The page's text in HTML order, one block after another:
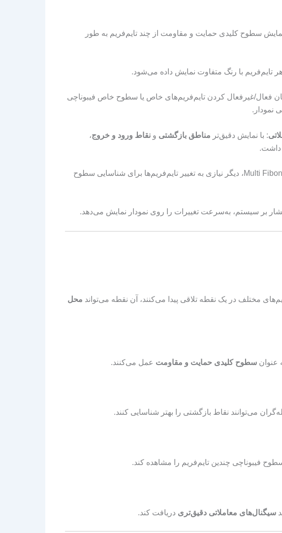
سطوح کلیدی حمایت و مقاومت از چند تایم‌فریم به طور
تایم‌فریم با رنگ متفاوت نمایش داده می‌شود.
فعال/غیرفعال کردن تایم‌فریم‌های خاص یا سطوح خاص فیبوناچی
: با نمایش دقیق‌تر مناطق بازگشتی و نقاط ورود و خروج،
داشت.
: با Multi Fibonacci، دیگر نیازی به تغییر تایم‌فریم‌ها برای شناسایی سطوح
فشار بر سیستم، به‌سرعت تغییرات را روی نمودار نمایش می‌دهد.
مختلف در یک نقطه تلاقی پیدا می‌کنند، آن نقطه می‌تواند محل
عنوان سطوح کلیدی حمایت و مقاومت عمل می‌کنند.
می‌توانند نقاط بازگشتی را بهتر شناسایی کنند.
فیبوناچی چندین تایم‌فریم را مشاهده کند.
سیگنال‌های معاملاتی دقیق‌تری دریافت کند.